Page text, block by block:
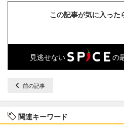
この記事が気に入った
見逃せない の
前の記事
関連キーワード